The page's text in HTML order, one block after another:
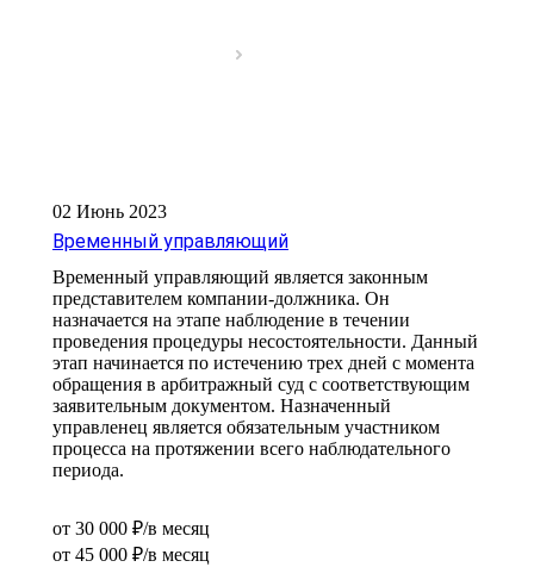
02 Июнь 2023
Временный управляющий
Временный управляющий является законным
представителем компании-должника. Он
назначается на этапе наблюдение в течении
проведения процедуры несостоятельности. Данный
этап начинается по истечению трех дней с момента
обращения в арбитражный суд с соответствующим
заявительным документом. Назначенный
управленец является обязательным участником
процесса на протяжении всего наблюдательного
периода.
от 30 000 ₽/в месяц
от 45 000 ₽/в месяц